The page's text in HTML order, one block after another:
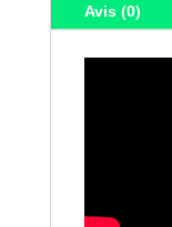
Engineer
Juillet
Avis (0)